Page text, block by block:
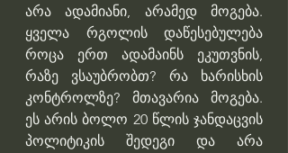
არა ადამიანი, არამედ მოგება.
ყველა რგოლის დაწესებულება
როცა ერთ ადამაინს ეკუთვნის,
რაზე ვსაუბრობთ? რა ხარისხის
კონტროლზე? მთავარია მოგება.
ეს არის ბოლო 20 წლის ჯანდაცვის
პოლიტიკის შედეგი და არა